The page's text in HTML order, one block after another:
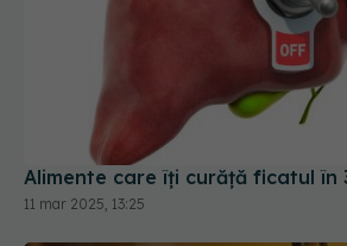
Alimente care îți curăță ficatul în
11 mar 2025, 13:25